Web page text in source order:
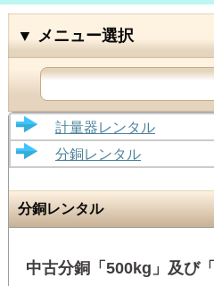
大西計器株式会社
計量器レンタル
分銅レンタル
分銅レンタル
中古分銅「500kg」及び